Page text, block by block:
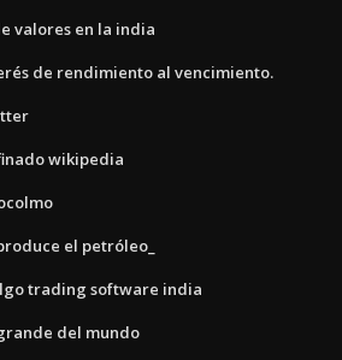
valores en la india
de rendimiento al vencimiento.
wikipedia
el petróleo_
trading software india
del mundo